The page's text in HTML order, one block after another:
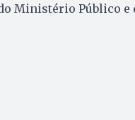
Ministério Público e